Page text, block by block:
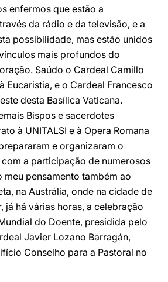
enfermos que estão a
da rádio e da televisão, e a
possibilidade, mas estão unidos
mais profundos do
Saúdo o Cardeal Camillo
Eucaristia, e o Cardeal Francesco
desta Basílica Vaticana.
Bispos e sacerdotes
à UNITALSI e à Opera Romana
e organizaram o
a participação de numerosos
pensamento também ao
na Austrália, onde na cidade de
já há várias horas, a celebração
do Doente, presidida pelo
Javier Lozano Barragán,
Conselho para a Pastoral no